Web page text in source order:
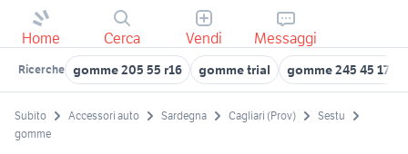
Home Cerca Vendi Messaggi
Ricerche gomme 205 55 r16 gomme trial gomme 245 45 17
Subito Accessori auto Sardegna Cagliari (Prov)
Sestu
gomme